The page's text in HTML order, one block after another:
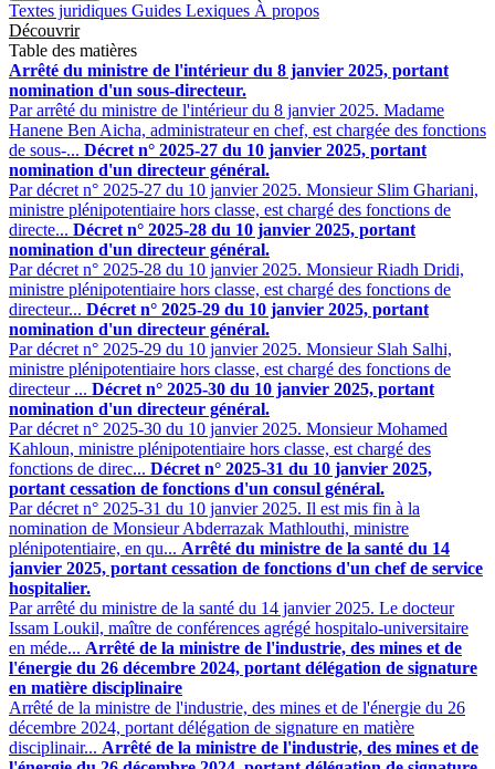
Textes juridiques Guides Lexiques À propos
Découvrir
Table des matières
Arrêté du ministre de l'intérieur du 8 janvier 2025, portant
nomination d'un sous-directeur.
Par arrêté du ministre de l'intérieur du 8 janvier 2025. Madame
Hanene Ben Aicha, administrateur en chef, est chargée des fonctions
de sous-... Décret n° 2025-27 du 10 janvier 2025, portant
nomination d'un directeur général.
Par décret n° 2025-27 du 10 janvier 2025. Monsieur Slim Ghariani,
ministre plénipotentiaire hors classe, est chargé des fonctions de
directe... Décret n° 2025-28 du 10 janvier 2025, portant
nomination d'un directeur général.
Par décret n° 2025-28 du 10 janvier 2025. Monsieur Riadh Dridi,
ministre plénipotentiaire hors classe, est chargé des fonctions de
directeur... Décret n° 2025-29 du 10 janvier 2025, portant
nomination d'un directeur général.
Par décret n° 2025-29 du 10 janvier 2025. Monsieur Slah Salhi,
ministre plénipotentiaire hors classe, est chargé des fonctions de
directeur ... Décret n° 2025-30 du 10 janvier 2025, portant
nomination d'un directeur général.
Par décret n° 2025-30 du 10 janvier 2025. Monsieur Mohamed
Kahloun, ministre plénipotentiaire hors classe, est chargé des
fonctions de direc... Décret n° 2025-31 du 10 janvier 2025,
portant cessation de fonctions d'un consul général.
Par décret n° 2025-31 du 10 janvier 2025. Il est mis fin à la
nomination de Monsieur Abderrazak Mathlouthi, ministre
plénipotentiaire, en qu... Arrêté du ministre de la santé du 14
janvier 2025, portant cessation de fonctions d'un chef de service
hospitalier.
Par arrêté du ministre de la santé du 14 janvier 2025. Le docteur
Issam Loukil, maître de conférences agrégé hospitalo-universitaire
en méde... Arrêté de la ministre de l'industrie, des mines et de
l'énergie du 26 décembre 2024, portant délégation de signature
en matière disciplinaire
Arrêté de la ministre de l'industrie, des mines et de l'énergie du 26
décembre 2024, portant délégation de signature en matière
disciplinair... Arrêté de la ministre de l'industrie, des mines et de